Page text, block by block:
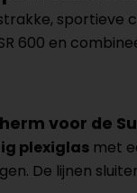
600 en
voor de
plexiglas met
De lijnen